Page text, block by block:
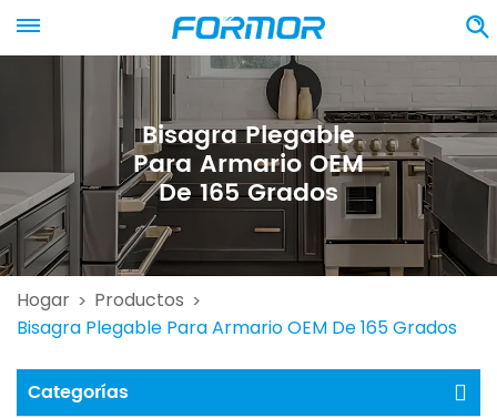
Bisagra Plegable
Para Armario OEM
De 165 Grados
Hogar > Productos >
Bisagra Plegable Para Armario OEM De 165 Grados
Categorías